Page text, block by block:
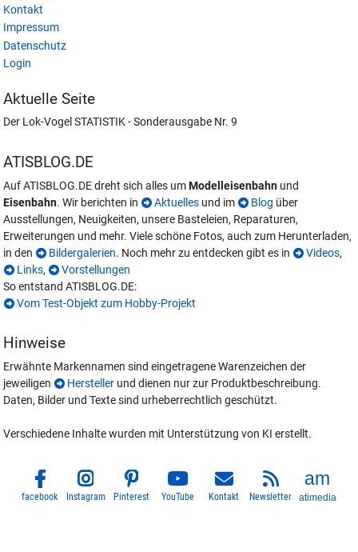
Kontakt
Impressum
Datenschutz
Login
Aktuelle Seite
Der Lok-Vogel STATISTIK - Sonderausgabe Nr. 9
ATISBLOG.DE
Auf ATISBLOG.DE dreht sich alles umModelleisenbahn und
Eisenbahn. Wir berichten in Aktuelles und im Blog über
Ausstellungen, Neuigkeiten, unsere Basteleien, Reparaturen,
Erweiterungen und mehr. Viele schöne Fotos, auch zum Herunterladen,
in den
Bildergalerien. Noch mehr zu entdecken gibt es in Videos,
Links,
Vorstellungen
So entstand ATISBLOG.DE:
Vom Test-Objekt zum Hobby-Projekt
Hinweise
Erwähnte Markennamen sind eingetragene Warenzeichen der
jeweiligen
Hersteller und dienen nur zur Produktbeschreibung.
Daten, Bilder und Texte sind urheberrechtlich geschützt.
Verschiedene Inhalte wurden mit Unterstützung von KI erstellt.
facebook Instagram Pinterest YouTube Kontakt Newsletter atimedia